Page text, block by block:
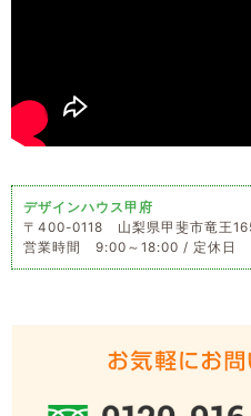
デザインハウス甲府
〒400-0118 山梨県甲斐市竜王
営業時間 9:00～18:00 / 定休日